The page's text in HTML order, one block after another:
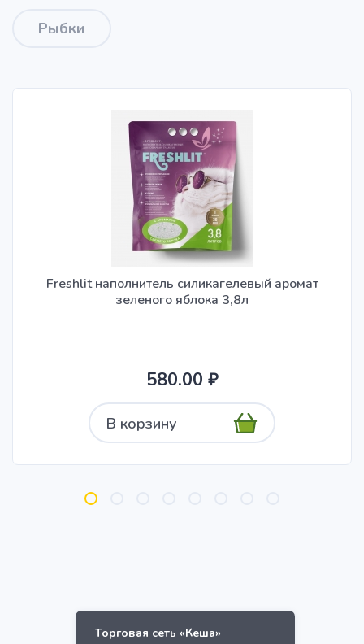
Рыбки
Freshlit наполнитель силикагелевый аромат
зеленого яблока 3,8л
580.00 ₽
В корзину
Торговая сеть «Кеша»